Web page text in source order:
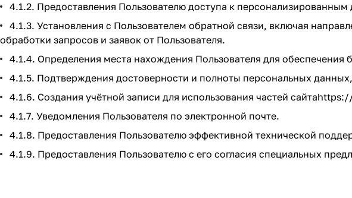
4.1.2. Предоставления Пользователю доступа к
4.1.3. Установления с Пользователем обратной связи, включая
обработки запросов и заявок от Пользователя.
4.1.4. Определения места нахождения Пользователя для
4.1.5. Подтверждения достоверности и полноты персональных
4.1.6. Создания учётной записи для использования частей сайта
4.1.7. Уведомления Пользователя по электронной почте.
4.1.8. Предоставления Пользователю эффективной технической
4.1.9. Предоставления Пользователю с его согласия специальных